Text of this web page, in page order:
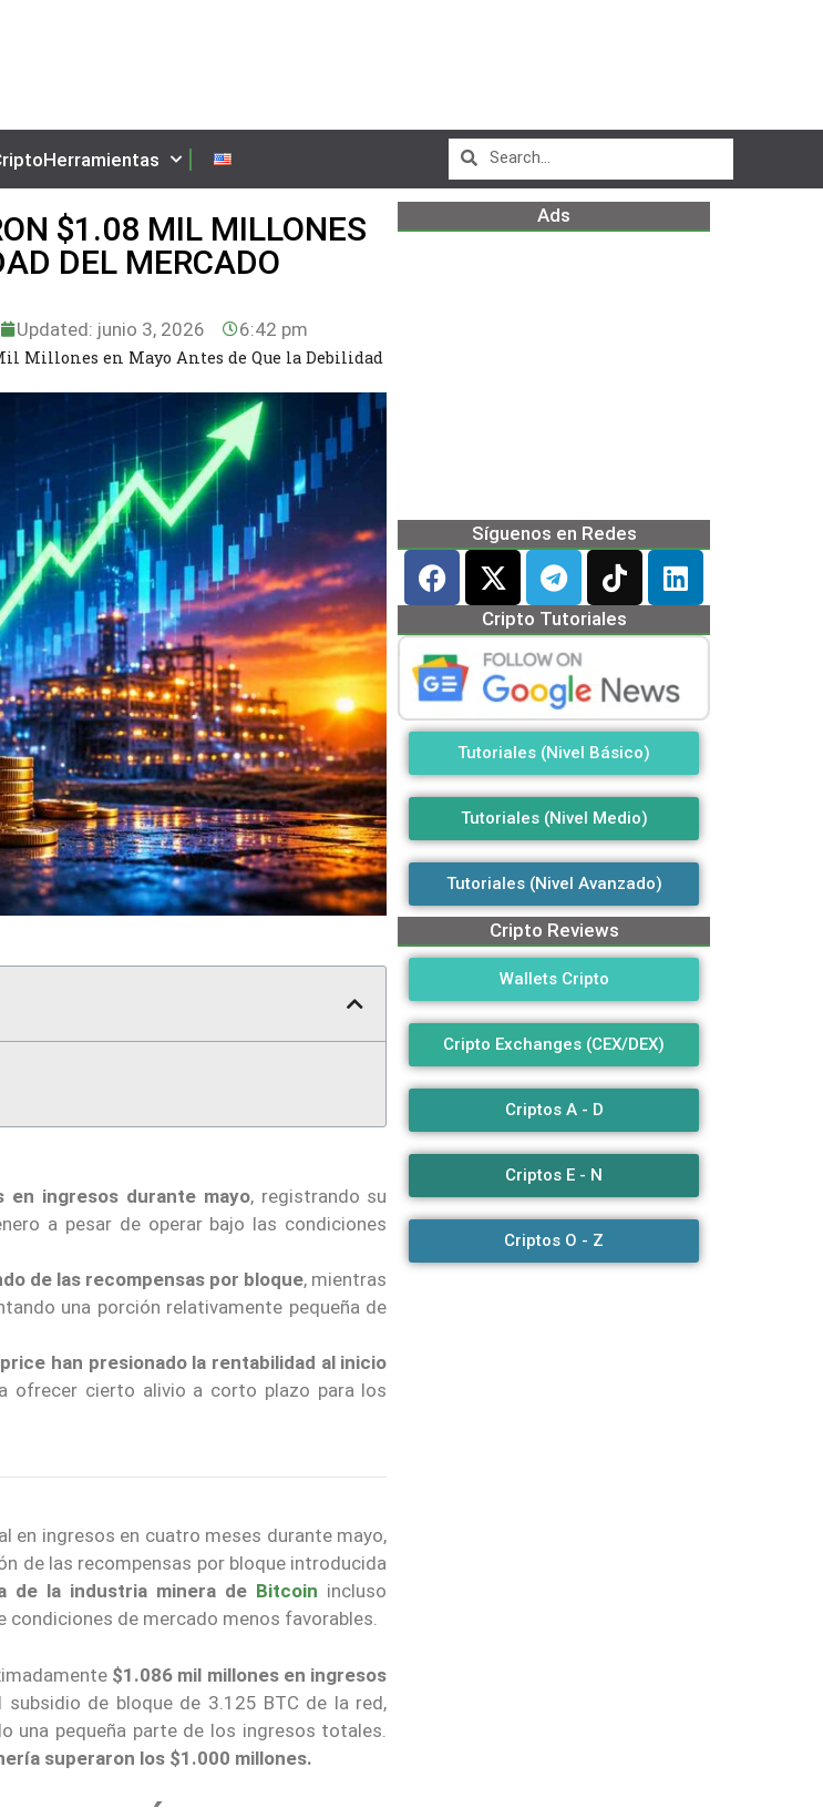
$1.08 MIL MILLONES
DEL MERCADO
Updated: junio 3, 2026 6:42 pm
Millones en Mayo Antes de Que la Debilidad
en ingresos durante mayo, registrando su
a pesar de operar bajo las condiciones
de las recompensas por bloque, mientras
una porción relativamente pequeña de
han presionado la rentabilidad al inicio
ofrecer cierto alivio a corto plazo para los
en ingresos en cuatro meses durante mayo,
de las recompensas por bloque introducida
de la industria minera de Bitcoin incluso
condiciones de mercado menos favorables.
$1.086 mil millones en ingresos
subsidio de bloque de 3.125 BTC de la red,
una pequeña parte de los ingresos totales.
superaron los $1.000 millones.
Ads
Síguenos en Redes
Cripto Tutoriales
Tutoriales (Nivel Básico)
Tutoriales (Nivel Medio)
Tutoriales (Nivel Avanzado)
Cripto Reviews
Wallets Cripto
Cripto Exchanges (CEX/DEX)
Criptos A - D
Criptos E - N
Criptos O - Z